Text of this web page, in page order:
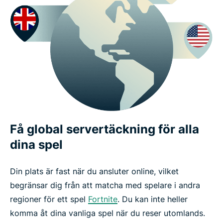
Få global servertäckning för alla
dina spel
Din plats är fast när du ansluter online, vilket
begränsar dig från att matcha med spelare i andra
regioner för ett spel Fortnite. Du kan inte heller
komma åt dina vanliga spel när du reser utomlands.